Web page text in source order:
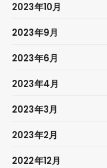
2023年10月
2023年9月
2023年6月
2023年4月
2023年3月
2023年2月
2022年12月